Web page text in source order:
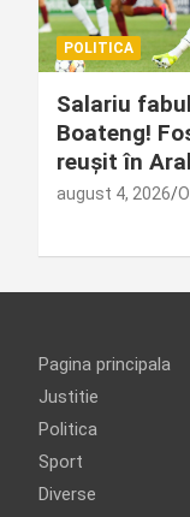
POLITICA
Salariu
Boateng!
reușit în
august 4, 2026
Pagina principala
Justitie
Politica
Sport
Diverse